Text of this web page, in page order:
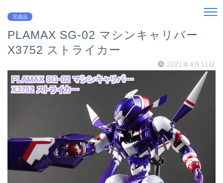
完成品
PLAMAX SG-02 マシンキャリバー
X3752 ストライカー
2021年4月11日